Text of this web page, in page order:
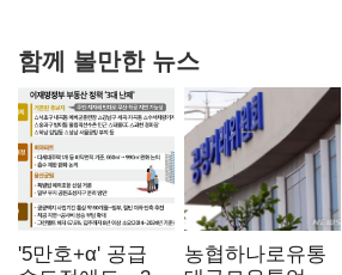
함께 볼만한 뉴스
'5만호+α' 공급
농협하나로유통